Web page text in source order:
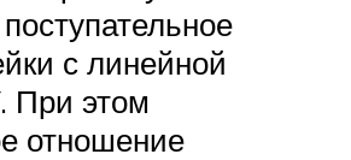
с линейной
При этом
отношение